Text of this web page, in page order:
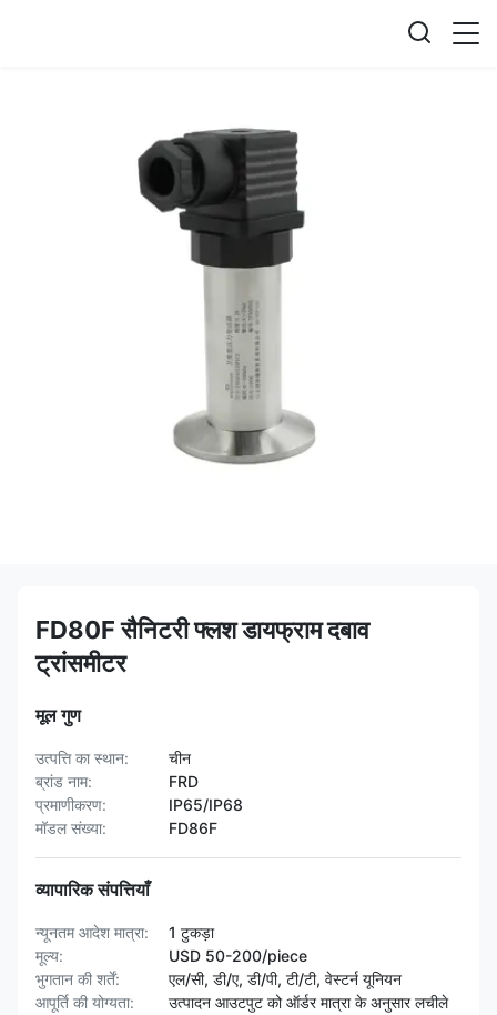
FD80F सैनिटरी फ्लश डायफ्राम दबाव
ट्रांसमीटर
मूल गुण
उत्पत्ति का स्थान:
चीन
ब्रांड नाम:
FRD
प्रमाणीकरण:
IP65/IP68
मॉडल संख्या:
FD86F
व्यापारिक संपत्तियाँ
न्यूनतम आदेश मात्रा:
1 टुकड़ा
मूल्य:
USD 50-200/piece
भुगतान की शर्तें:
एल/सी, डी/ए, डी/पी, टी/टी, वेस्टर्न यूनियन
आपूर्ति की योग्यता:
उत्पादन आउटपुट को ऑर्डर मात्रा के अनुसार लचीले